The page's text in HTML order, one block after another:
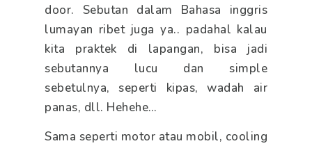
door. Sebutan dalam Bahasa inggris
lumayan ribet juga ya.. padahal kalau
kita praktek di lapangan, bisa jadi
sebutannya lucu dan simple
sebetulnya, seperti kipas, wadah air
panas, dll. Hehehe…
Sama seperti motor atau mobil, cooling